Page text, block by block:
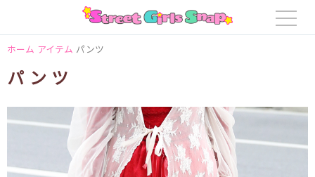
ホーム アイテム パンツ
パンツ